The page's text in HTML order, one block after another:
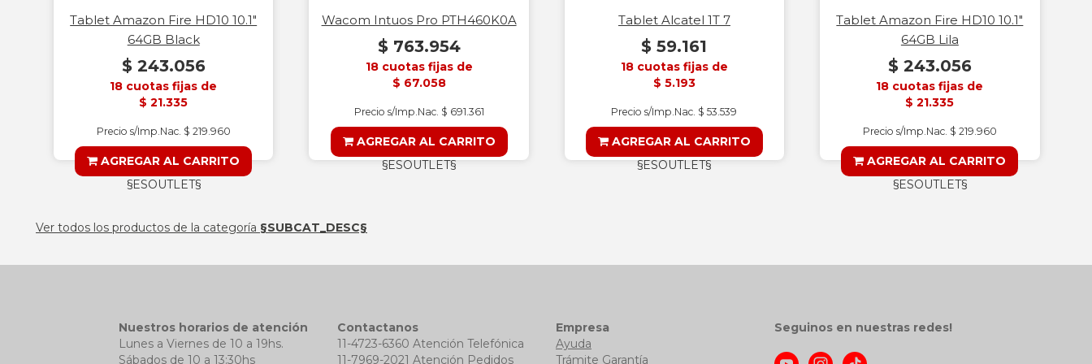
Tablet Amazon Fire HD10 10.1"
64GB Black
$ 243.056
18 cuotas fijas de
$ 21.335
Precio s/Imp.Nac. $ 219.960
AGREGAR AL CARRITO
§ESOUTLET§
Wacom Intuos Pro PTH460K0A
$ 763.954
18 cuotas fijas de
$ 67.058
Precio s/Imp.Nac. $ 691.361
AGREGAR AL CARRITO
§ESOUTLET§
Tablet Alcatel 1T 7
$ 59.161
18 cuotas fijas de
$ 5.193
Precio s/Imp.Nac. $ 53.539
AGREGAR AL CARRITO
§ESOUTLET§
Tablet Amazon Fire HD10 10.1"
64GB Lila
$ 243.056
18 cuotas fijas de
$ 21.335
Precio s/Imp.Nac. $ 219.960
AGREGAR AL CARRITO
§ESOUTLET§
Ver todos los productos de la categoría §SUBCAT_DESC§
Nuestros horarios de atención
Lunes a Viernes de 10 a 19hs.
Sábados de 10 a 13:30hs
Contactanos
11-4723-6360 Atención Telefónica
11-7969-2021 Atención Pedidos
Empresa
Ayuda
Trámite Garantía
Seguinos en nuestras redes!